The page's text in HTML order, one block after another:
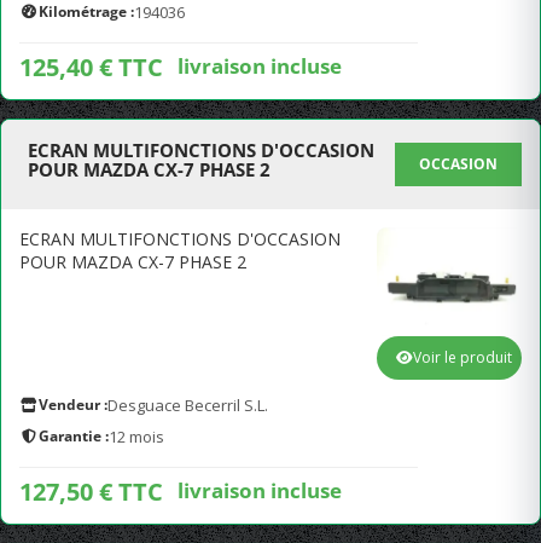
Kilométrage :194036
125,40 € TTC livraison incluse
ECRAN MULTIFONCTIONS D'OCCASION
POUR MAZDA CX-7 PHASE 2
OCCASION
ECRAN MULTIFONCTIONS D'OCCASION
POUR MAZDA CX-7 PHASE 2
Vendeur :Desguace Becerril S.L.
Garantie :12 mois
127,50 € TTC livraison incluse
Voir le produit